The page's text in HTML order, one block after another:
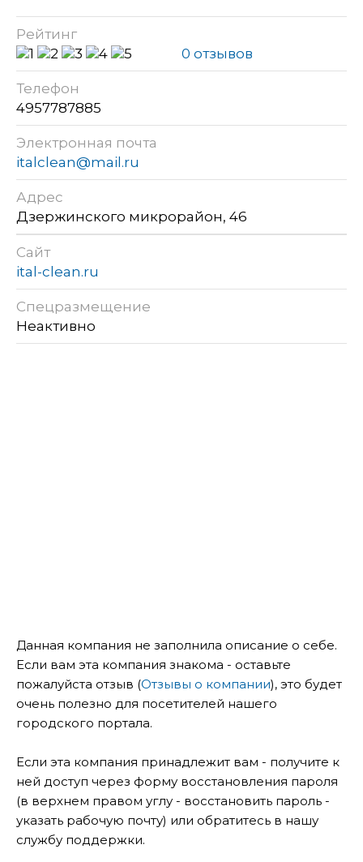
Рейтинг
0 отзывов
Телефон
4957787885
Электронная почта
italclean@mail.ru
Адрес
Дзержинского микрорайон, 46
Сайт
ital-clean.ru
Спецразмещение
Неактивно
Данная компания не заполнила описание о себе.
Если вам эта компания знакома - оставьте
пожалуйста отзыв (Отзывы о компании), это будет
очень полезно для посетителей нашего
городского портала.
Если эта компания принадлежит вам - получите к
ней доступ через форму восстановления пароля
(в верхнем правом углу - восстановить пароль -
указать рабочую почту) или обратитесь в нашу
службу поддержки.